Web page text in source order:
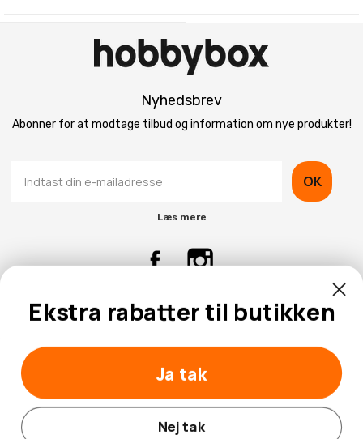
Nyhedsbrev
Abonner for at modtage tilbud og information om nye produkter!
OK
Læs mere
Kontaktinformation
Ekstra rabatter til butikken
Ja tak
Nej tak